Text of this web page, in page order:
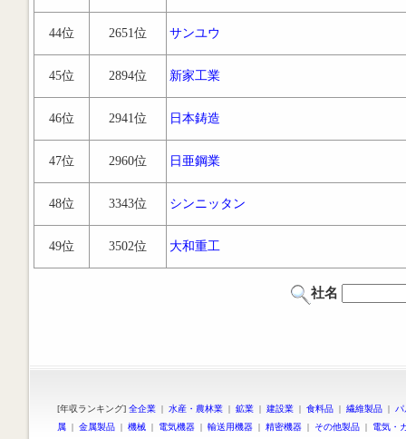
44位 2651位 サンユウ
45位 2894位 新家工業
46位 2941位 日本鋳造
47位 2960位 日亜鋼業
48位 3343位 シンニッタン
49位 3502位 大和重工
社名
[年収ランキング] 全企業 | 水産・農林業 | 鉱業 | 建設業 | 食料品 | 繊維製品 |
属 | 金属製品 | 機械 | 電気機器 | 輸送用機器 | 精密機器 | その他製品 | 電気・